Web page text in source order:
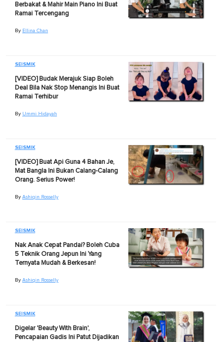
Berbakat & Mahir Main Piano Ini Buat
Ramai Tercengang
By Ellina Chan
SEISMIK
[VIDEO] Budak Merajuk Siap Boleh
Deal Bila Nak Stop Menangis Ini Buat
Ramai Terhibur
By Ummi Hidayah
SEISMIK
[VIDEO] Buat Api Guna 4 Bahan Je,
Mat Bangla Ini Bukan Calang-Calang
Orang. Serius Power!
By Ashiqin Rosselly
SEISMIK
Nak Anak Cepat Pandai? Boleh Cuba
5 Teknik Orang Jepun Ini Yang
Ternyata Mudah & Berkesan!
By Ashiqin Rosselly
SEISMIK
Digelar 'Beauty With Brain',
Pencapaian Gadis Ini Patut Dijadikan